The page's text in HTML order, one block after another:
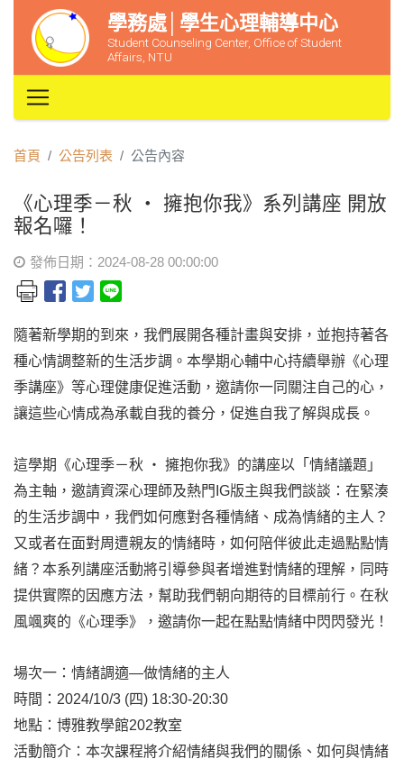
學務處│學生心理輔導中心
Student Counseling Center, Office of Student
Affairs, NTU
首頁 公告列表 公告內容
《心理季－秋 ‧ 擁抱你我》系列講座 開放
報名囉！
發佈日期：2024-08-28 00:00:00
隨著新學期的到來，我們展開各種計畫與安排，並抱持著各
種心情調整新的生活步調。本學期心輔中心持續舉辦《心理
季講座》等心理健康促進活動，邀請你一同關注自己的心，
讓這些心情成為承載自我的養分，促進自我了解與成長。
這學期《心理季－秋 ‧ 擁抱你我》的講座以「情緒議題」
為主軸，邀請資深心理師及熱門IG版主與我們談談：在緊湊
的生活步調中，我們如何應對各種情緒、成為情緒的主人？
又或者在面對周遭親友的情緒時，如何陪伴彼此走過點點情
緒？本系列講座活動將引導參與者增進對情緒的理解，同時
提供實際的因應方法，幫助我們朝向期待的目標前行。在秋
風颯爽的《心理季》，邀請你一起在點點情緒中閃閃發光！
場次一：情緒調適—做情緒的主人
時間：2024/10/3 (四) 18:30-20:30
地點：博雅教學館202教室
活動簡介：本次課程將介紹情緒與我們的關係、如何與情緒